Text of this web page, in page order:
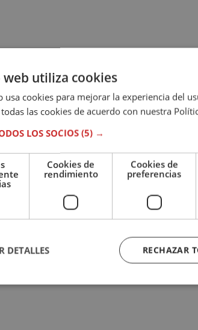
web utiliza cookies
usa cookies para mejorar la experiencia del
las cookies de acuerdo con nuestra
LOS SOCIOS (5) →
Cookies de
rendimiento
Cookies de
preferencias
RECHAZAR
DETALLES